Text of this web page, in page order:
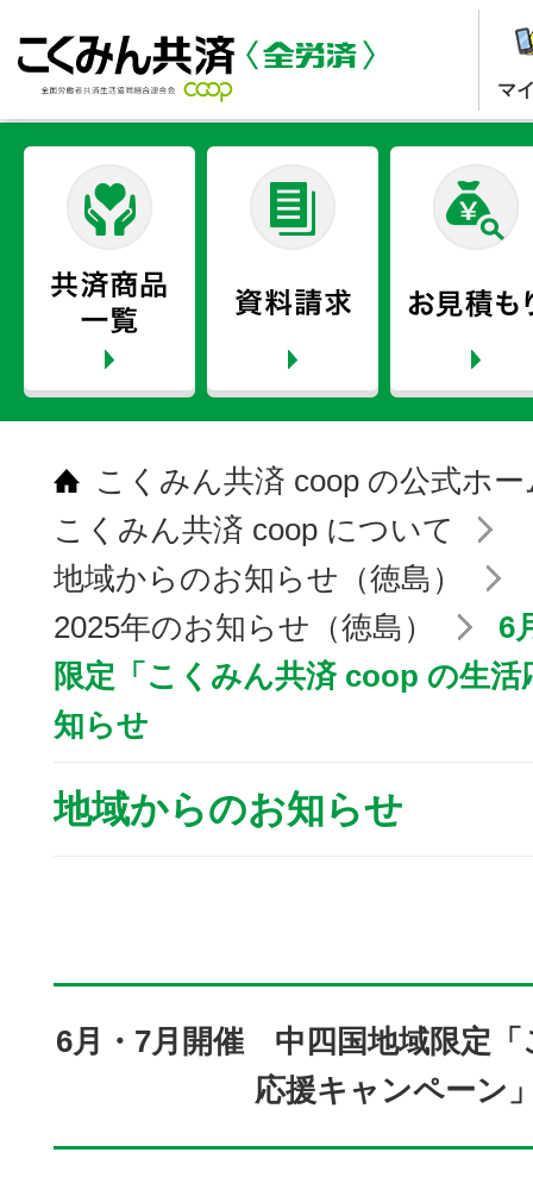
マ
こくみん共済 coop の公式ホ
こくみん共済 coop について
地域からのお知らせ（徳島）
2025年のお知らせ（徳島）
6
限定「こくみん共済 coop の生
知らせ
地域からのお知らせ
6月・7月開催 中四国地域限定
応援キャンペーン